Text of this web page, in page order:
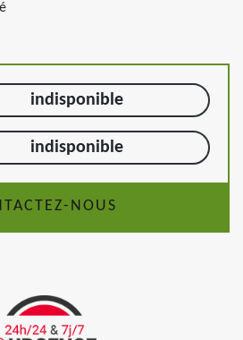
indisponible
indisponible
NOUS